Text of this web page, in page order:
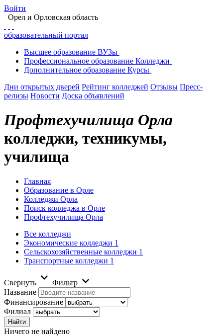
Войти
Орел и Орловская область
образовательный портал
Высшее образование ВУЗы
Профессиональное образование Колледжи
Дополнительное образование Курсы
Дни открытых дверей Рейтинг колледжей Отзывы Пресс-
релизы Новости Доска объявлений
Профтехучилища Орла
колледжи, техникумы,
училища
Главная
Образование в Орле
Колледжи Орла
Поиск колледжа в Орле
Профтехучилища Орла
Все колледжи
Экономические колледжи 1
Сельскохозяйственные колледжи 1
Транспортные колледжи 1
Свернуть
Фильтр
Название
Финансирование
Филиал
Ничего не найдено